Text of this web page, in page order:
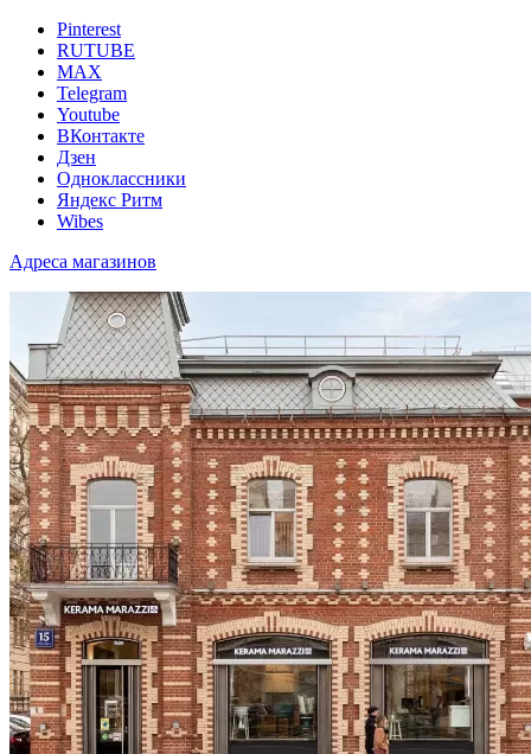
Pinterest
RUTUBE
MAX
Telegram
Youtube
ВКонтакте
Дзен
Одноклассники
Яндекс Ритм
Wibes
Адреса магазинов